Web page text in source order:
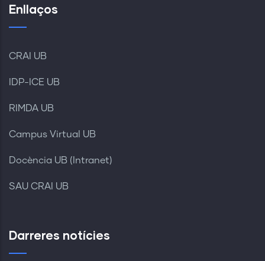
Enllaços
CRAI UB
IDP-ICE UB
RIMDA UB
Campus Virtual UB
Docència UB (Intranet)
SAU CRAI UB
Darreres notícies